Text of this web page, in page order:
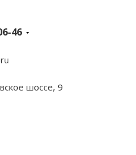
46
шоссе, 9